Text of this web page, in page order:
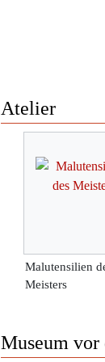
Atelier
Malutensilien
Meisters
Museum vor